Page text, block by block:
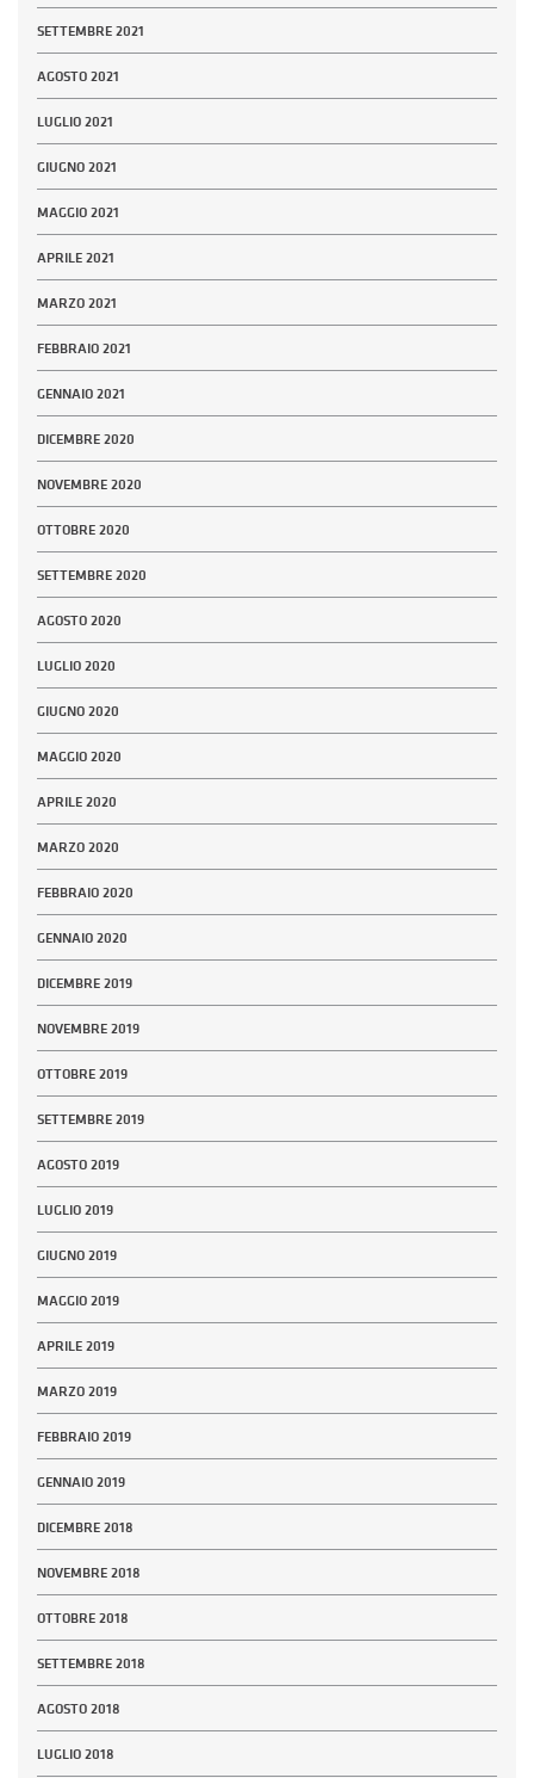
SETTEMBRE 2021
AGOSTO 2021
LUGLIO 2021
GIUGNO 2021
MAGGIO 2021
APRILE 2021
MARZO 2021
FEBBRAIO 2021
GENNAIO 2021
DICEMBRE 2020
NOVEMBRE 2020
OTTOBRE 2020
SETTEMBRE 2020
AGOSTO 2020
LUGLIO 2020
GIUGNO 2020
MAGGIO 2020
APRILE 2020
MARZO 2020
FEBBRAIO 2020
GENNAIO 2020
DICEMBRE 2019
NOVEMBRE 2019
OTTOBRE 2019
SETTEMBRE 2019
AGOSTO 2019
LUGLIO 2019
GIUGNO 2019
MAGGIO 2019
APRILE 2019
MARZO 2019
FEBBRAIO 2019
GENNAIO 2019
DICEMBRE 2018
NOVEMBRE 2018
OTTOBRE 2018
SETTEMBRE 2018
AGOSTO 2018
LUGLIO 2018